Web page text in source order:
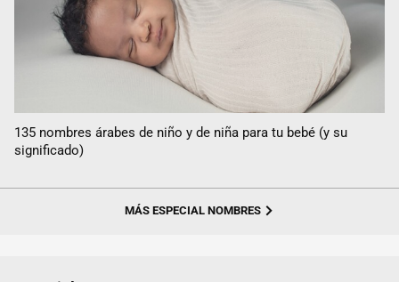
135 nombres árabes de niño y de niña para tu bebé (y su
significado)
MÁS ESPECIAL NOMBRES